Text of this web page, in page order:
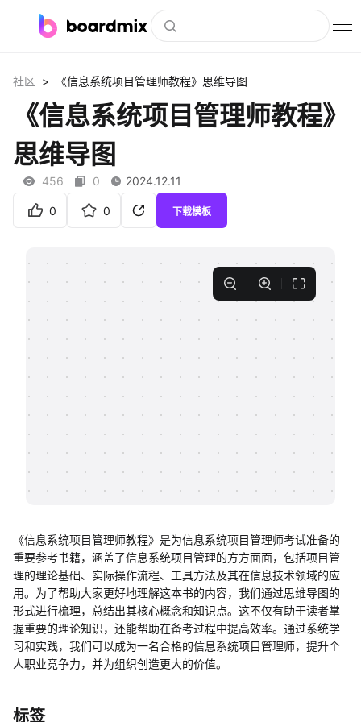
社区资源
会员
企业服务
支持
知识分享社区
社区 > 《信息系统项目管理师教程》思维导图
《信息系统项目管理师教程》
思维导图
456 0 2024.12.11
0 0 下载模板
《信息系统项目管理师教程》是为信息系统项目管理师考试准备的
重要参考书籍，涵盖了信息系统项目管理的方方面面，包括项目管
理的理论基础、实际操作流程、工具方法及其在信息技术领域的应
用。为了帮助大家更好地理解这本书的内容，我们通过思维导图的
形式进行梳理，总结出其核心概念和知识点。这不仅有助于读者掌
握重要的理论知识，还能帮助在备考过程中提高效率。通过系统学
习和实践，我们可以成为一名合格的信息系统项目管理师，提升个
人职业竞争力，并为组织创造更大的价值。
标签